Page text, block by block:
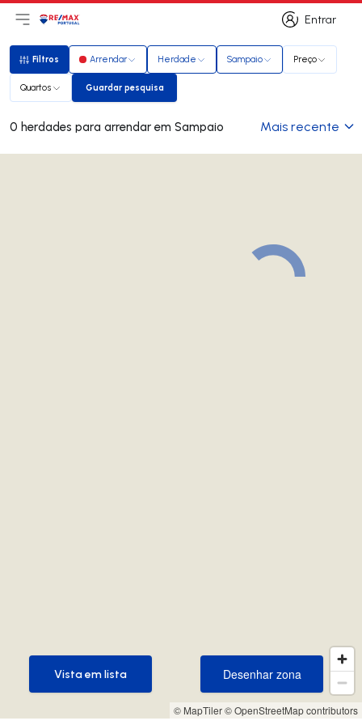
Entrar
Entrar
Abri menu principal
LogoIr para página inicial
Filtros
Filtros Arrendar Herdade Sampaio Preço
Quartos Guardar pesquisa
Guardar pesquisa
0 herdades para arrendar em Sampaio Mais recente
© MapTiler© OpenStreetMap contributors
Desenhar zona
Desenhar zona
Vista em lista
Vista em lista